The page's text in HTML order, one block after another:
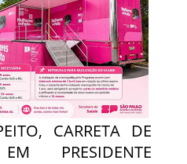
CARRETA DE
PRESIDENTE